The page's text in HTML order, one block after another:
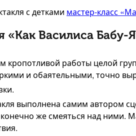
с детками мастер-класс
«Как Василиса Бабу-
кропотливой работы целой
и обаятельными, точно
выполнена самим автором
же смеяться над ними.